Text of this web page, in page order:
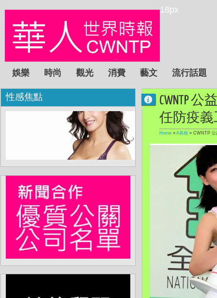
18px
娛樂 時尚 觀光 消費 藝文 流行話題
CWNTP
任防疫義
Home » A其他 » CWNTP 公
性感焦點